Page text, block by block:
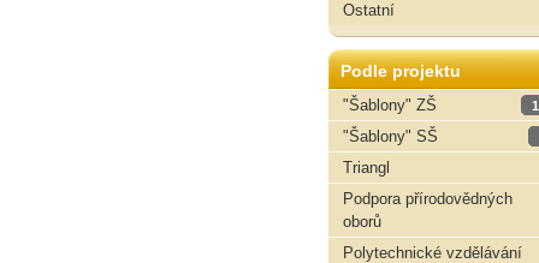
Ostatní
Podle projektu
"Šablony" ZŠ
"Šablony" SŠ
Triangl
Podpora přírodovědných
oborů
Polytechnické vzdělávání